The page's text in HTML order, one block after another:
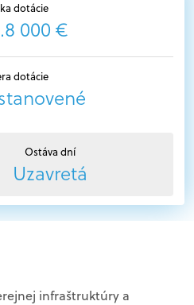
dotácie
000 €
dotácie
Ostáva dní
Uzavretá
infraštruktúry a